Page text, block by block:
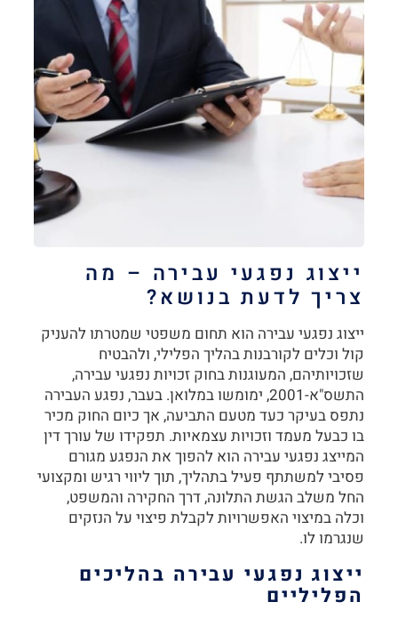
ייצוג נפגעי עבירה – מה
צריך לדעת בנושא?
ייצוג נפגעי עבירה הוא תחום משפטי שמטרתו להעניק
קול וכלים לקורבנות בהליך הפלילי, ולהבטיח
שזכויותיהם, המעוגנות בחוק זכויות נפגעי עבירה,
התשס"א-2001, ימומשו במלואן. בעבר, נפגע העבירה
נתפס בעיקר כעד מטעם התביעה, אך כיום החוק מכיר
בו כבעל מעמד וזכויות עצמאיות. תפקידו של עורך דין
המייצג נפגעי עבירה הוא להפוך את הנפגע מגורם
פסיבי למשתתף פעיל בתהליך, תוך ליווי רגיש ומקצועי
החל משלב הגשת התלונה, דרך החקירה והמשפט,
וכלה במיצוי האפשרויות לקבלת פיצוי על הנזקים
שנגרמו לו.
ייצוג נפגעי עבירה בהליכים
הפליליים